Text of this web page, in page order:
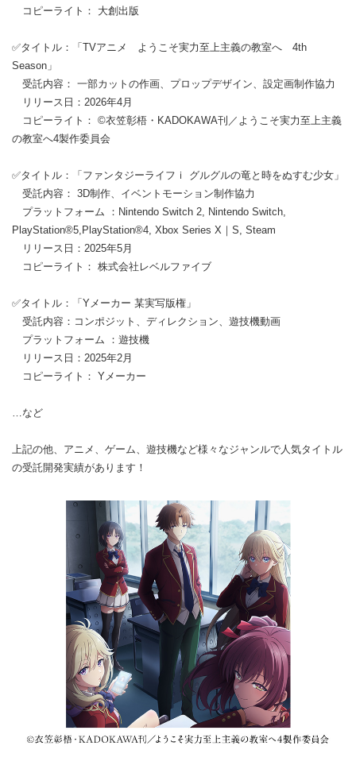
コピーライト： 大創出版
✅タイトル：「TVアニメ ようこそ実力至上主義の教室へ 4th
Season」
受託内容： 一部カットの作画、プロップデザイン、設定画制作協力
リリース日：2026年4月
コピーライト： ©衣笠彰梧・KADOKAWA刊／ようこそ実力至上主義
の教室へ4製作委員会
✅タイトル：「ファンタジーライフｉ グルグルの竜と時をぬすむ少女」
受託内容： 3D制作、イベントモーション制作協力
プラットフォーム ：Nintendo Switch 2, Nintendo Switch,
PlayStation®5,PlayStation®4, Xbox Series X｜S, Steam
リリース日：2025年5月
コピーライト： 株式会社レベルファイブ
✅タイトル：「Yメーカー 某実写版権」
受託内容：コンポジット、ディレクション、遊技機動画
プラットフォーム ：遊技機
リリース日：2025年2月
コピーライト： Yメーカー
…など
上記の他、アニメ、ゲーム、遊技機など様々なジャンルで人気タイトル
の受託開発実績があります！